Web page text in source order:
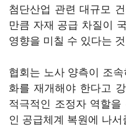
첨단산업 관련 대규모
만큼 자재 공급 차질이
영향을 미칠 수 있다는
협회는 노사 양측이 조
화를 재개해야 한다고
적극적인 조정자 역할
인 공급체계 복원에 나